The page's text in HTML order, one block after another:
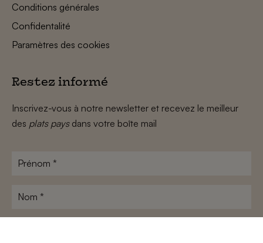
Conditions générales
Confidentalité
Paramètres des cookies
Restez informé
Inscrivez-vous à notre newsletter et recevez le meilleur
des plats paysdans votre boîte mail
Prénom
Nom